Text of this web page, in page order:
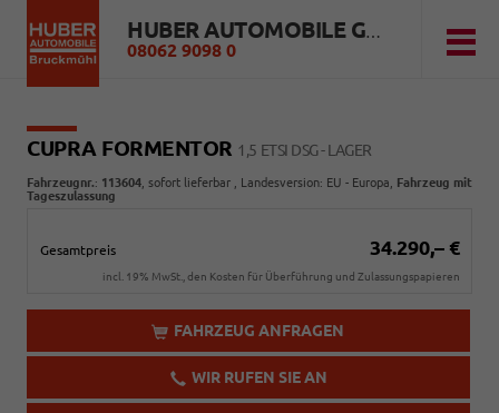
HUBER AUTOMOBILE GMBH
08062 9098 0
CUPRA FORMENTOR 1,5 ETSI DSG - LAGER
Fahrzeugnr.: 113604 sofort lieferbar , Landesversion: EU - Europa, Fahrzeug mit
Tageszulassung
Gesamtpreis 34.290,– €
incl. 19% MwSt., den Kosten für Überführung und Zulassungspapieren
FAHRZEUG ANFRAGEN
WIR RUFEN SIE AN